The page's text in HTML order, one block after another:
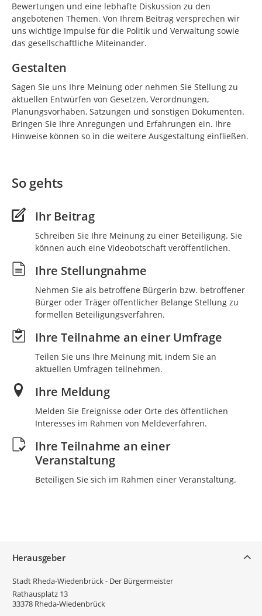
Bewertungen und eine lebhafte Diskussion zu den
angebotenen Themen. Von Ihrem Beitrag versprechen wir
uns wichtige Impulse für die Politik und Verwaltung sowie
das gesellschaftliche Miteinander.
Gestalten
Sagen Sie uns Ihre Meinung oder nehmen Sie Stellung zu
aktuellen Entwürfen von Gesetzen, Verordnungen,
Planungsvorhaben, Satzungen und sonstigen Dokumenten.
Bringen Sie Ihre Anregungen und Erfahrungen ein. Ihre
Hinweise können so in die weitere Ausgestaltung einfließen.
So gehts
Ihr Beitrag
Schreiben Sie Ihre Meinung zu einer Beteiligung. Sie
können auch eine Videobotschaft veröffentlichen.
Ihre Stellungnahme
Nehmen Sie als betroffene Bürgerin bzw. betroffener
Bürger oder Träger öffentlicher Belange Stellung zu
formellen Beteiligungsverfahren.
Ihre Teilnahme an einer Umfrage
Teilen Sie uns Ihre Meinung mit, indem Sie an
aktuellen Umfragen teilnehmen.
Ihre Meldung
Melden Sie Ereignisse oder Orte des öffentlichen
Interesses im Rahmen von Meldeverfahren.
Ihre Teilnahme an einer
Veranstaltung
Beteiligen Sie sich im Rahmen einer Veranstaltung.
Herausgeber
Stadt Rheda-Wiedenbrück - Der Bürgermeister
Rathausplatz 13
33378 Rheda-Wiedenbrück